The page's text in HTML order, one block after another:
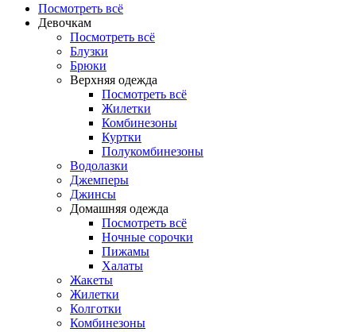
Посмотреть всё
Девочкам
Посмотреть всё
Блузки
Брюки
Верхняя одежда
Посмотреть всё
Жилетки
Комбинезоны
Куртки
Полукомбинезоны
Водолазки
Джемперы
Джинсы
Домашняя одежда
Посмотреть всё
Ночные сорочки
Пижамы
Халаты
Жакеты
Жилетки
Колготки
Комбинезоны